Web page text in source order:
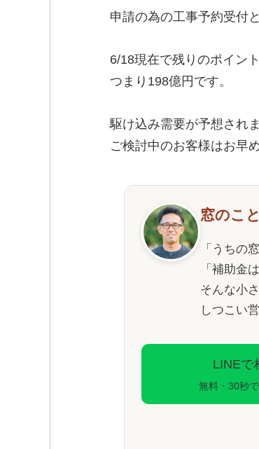
申請の為の工事予約受付
6/18現在で残りのポイン
つまり198億円です。
駆け込み需要が予想されま
ご検討中のお客様はお早め
窓のこ
「うちの
「補助金
そんな小
しつこい
LINEで
無料・30秒